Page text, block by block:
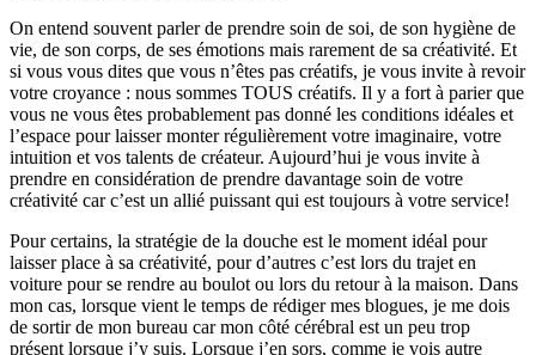
On entend souvent parler de prendre soin de soi, de son hygiène de
vie, de son corps, de ses émotions mais rarement de sa créativité. Et
si vous vous dites que vous n’êtes pas créatifs, je vous invite à revoir
votre croyance : nous sommes TOUS créatifs. Il y a fort à parier que
vous ne vous êtes probablement pas donné les conditions idéales et
l’espace pour laisser monter régulièrement votre imaginaire, votre
intuition et vos talents de créateur. Aujourd’hui je vous invite à
prendre en considération de prendre davantage soin de votre
créativité car c’est un allié puissant qui est toujours à votre service!
Pour certains, la stratégie de la douche est le moment idéal pour
laisser place à sa créativité, pour d’autres c’est lors du trajet en
voiture pour se rendre au boulot ou lors du retour à la maison. Dans
mon cas, lorsque vient le temps de rédiger mes blogues, je me dois
de sortir de mon bureau car mon côté cérébral est un peu trop
présent lorsque j’y suis. Lorsque j’en sors, comme je vois autre